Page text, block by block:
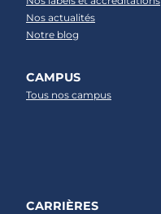
Nos actualités
Notre blog
CAMPUS
Tous nos campus
CARRIÈRES